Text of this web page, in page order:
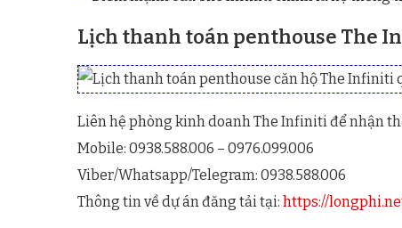
Lịch thanh toán penthouse The
Liên hệ phòng kinh doanh The Infiniti để nhận
Mobile: 0938.588.006 – 0976.099.006
Viber/Whatsapp/Telegram: 0938.588.006
Thông tin về dự án đăng tải tại: https://